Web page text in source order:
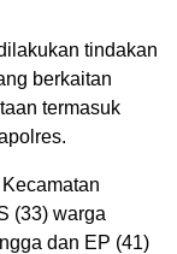
tindakan
berkaitan
termasuk
(33) warga
dan EP (41)